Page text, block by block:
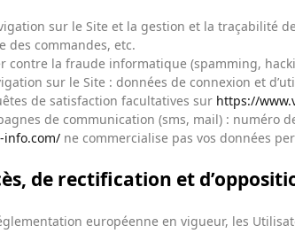
sur le Site et la gestion et la traçabilité
des commandes, etc.
contre la fraude informatique (spamming,
sur le Site : données de connexion et
de satisfaction facultatives sur https://
de communication (sms, mail) : numéro
info.com/ ne commercialise pas vos données
de rectification et
européenne en vigueur, les